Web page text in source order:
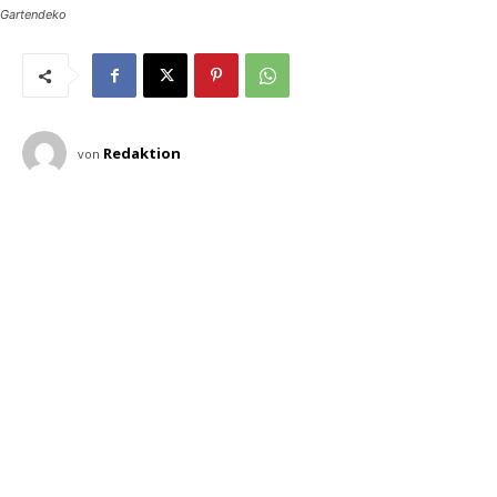
Gartendeko
von Redaktion